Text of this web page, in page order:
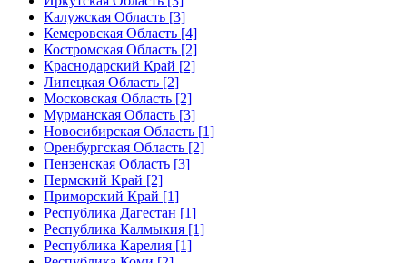
Калужская Область [3]
Кемеровская Область [4]
Костромская Область [2]
Краснодарский Край [2]
Липецкая Область [2]
Московская Область [2]
Мурманская Область [3]
Новосибирская Область [1]
Оренбургская Область [2]
Пензенская Область [3]
Пермский Край [2]
Приморский Край [1]
Республика Дагестан [1]
Республика Калмыкия [1]
Республика Карелия [1]